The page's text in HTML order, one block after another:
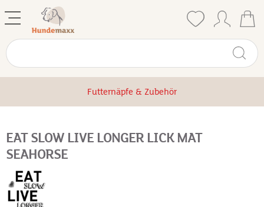
Futternäpfe & Zubehör
EAT SLOW LIVE LONGER LICK MAT
SEAHORSE